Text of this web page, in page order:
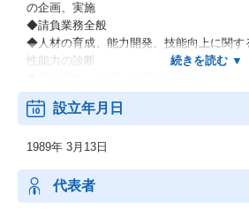
の企画、実施
◆請負業務全般
◆人材の育成、能力開発、技能向上に関す
性能力の診断
◆前各号に関するコンサルティング業務及
グ業務
※派遣登録者数 41.5万（2018年3月末現
設立年月日
1989年 3月13日
代表者